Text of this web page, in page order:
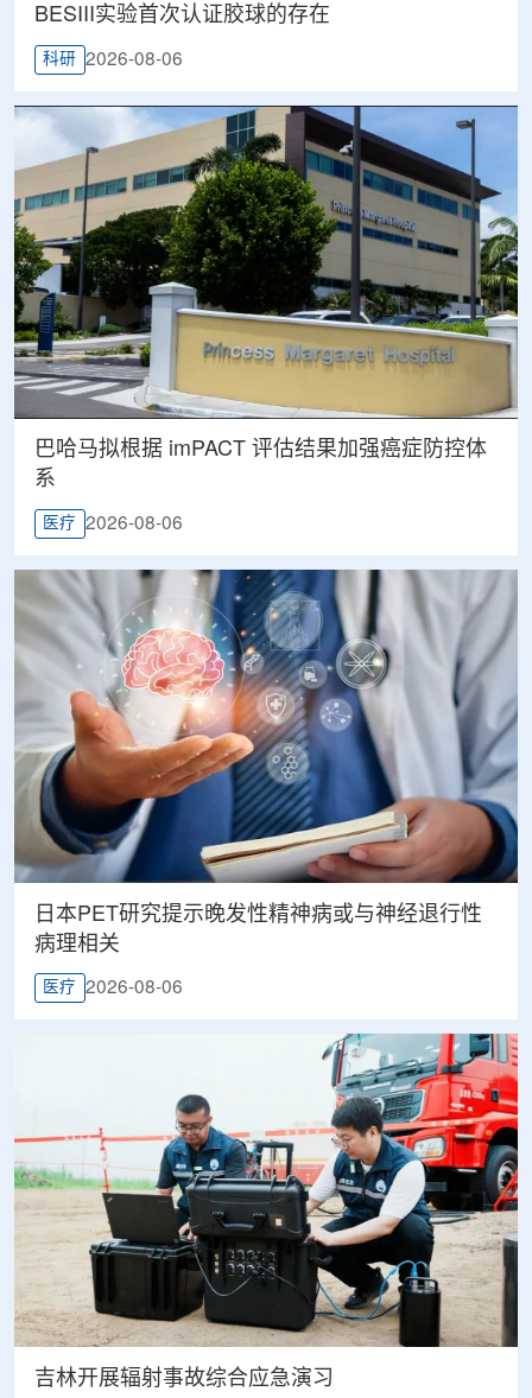
BESIII实验首次认证胶球的存在
科研 2026-08-06
巴哈马拟根据 imPACT 评估结果加强癌症防控体
系
医疗 2026-08-06
日本PET研究提示晚发性精神病或与神经退行性
病理相关
医疗 2026-08-06
吉林开展辐射事故综合应急演习